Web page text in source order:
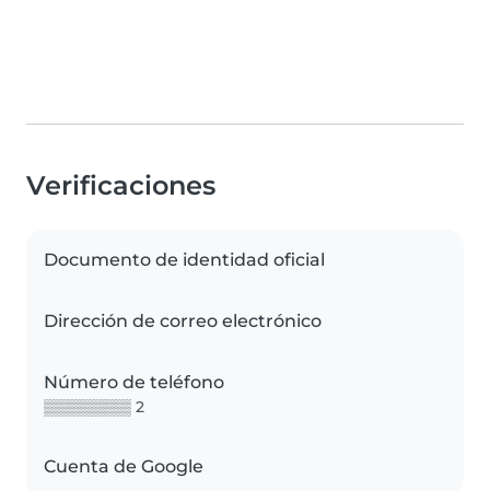
Verificaciones
Documento de identidad oficial
Dirección de correo electrónico
Número de teléfono
▒▒▒▒▒▒▒▒ 2
Cuenta de Google